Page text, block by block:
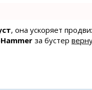
, она ускоряет
за бустер